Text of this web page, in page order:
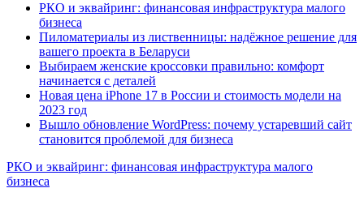
РКО и эквайринг: финансовая инфраструктура малого
бизнеса
Пиломатериалы из лиственницы: надёжное решение для
вашего проекта в Беларуси
Выбираем женские кроссовки правильно: комфорт
начинается с деталей
Новая цена iPhone 17 в России и стоимость модели на
2023 год
Вышло обновление WordPress: почему устаревший сайт
становится проблемой для бизнеса
РКО и эквайринг: финансовая инфраструктура малого
бизнеса